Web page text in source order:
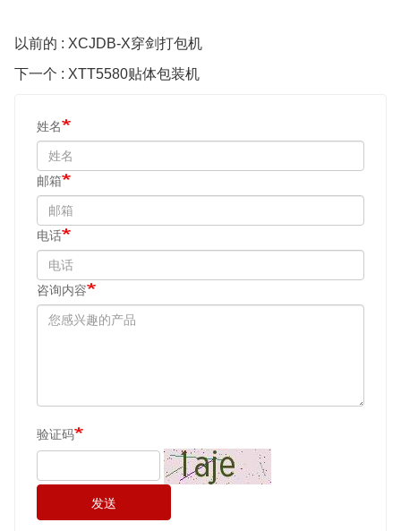
以前的 : XCJDB-X穿剑打包机
下一个 : XTT5580贴体包装机
姓名
邮箱
电话
咨询内容
验证码
发送